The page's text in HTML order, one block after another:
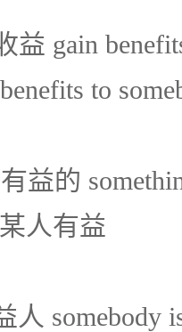
益 gain
to
益的
人有益
人 somebody